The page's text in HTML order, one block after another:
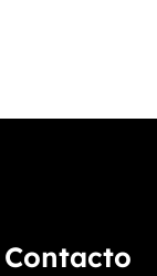
Contacto